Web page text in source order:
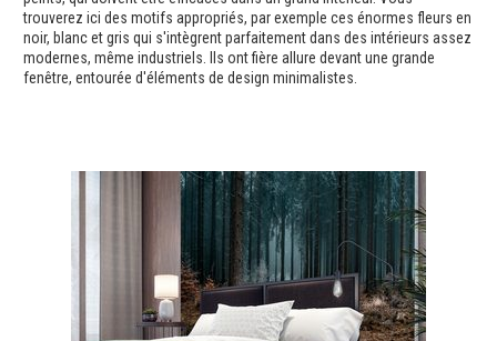
trouverez ici des motifs appropriés, par exemple ces énormes fleurs en
noir, blanc et gris qui s'intègrent parfaitement dans des intérieurs assez
modernes, même industriels. Ils ont fière allure devant une grande
fenêtre, entourée d'éléments de design minimalistes.